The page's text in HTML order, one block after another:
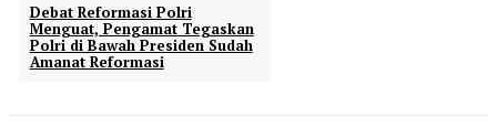
Debat Reformasi Polri
Menguat, Pengamat Tegaskan
Polri di Bawah Presiden Sudah
Amanat Reformasi